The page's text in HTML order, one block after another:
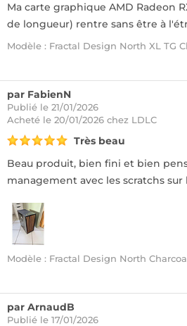
Ma carte graphique AMD Radeon
de longueur) rentre sans être à
Modèle : Fractal Design North XL TG
par FabienN
Publié le 21/01/2026
Acheté le 20/01/2026 chez LDLC
Très beau
Beau produit, bien fini et bien
management avec les scratchs sur
Modèle : Fractal Design North
par ArnaudB
Publié le 17/01/2026